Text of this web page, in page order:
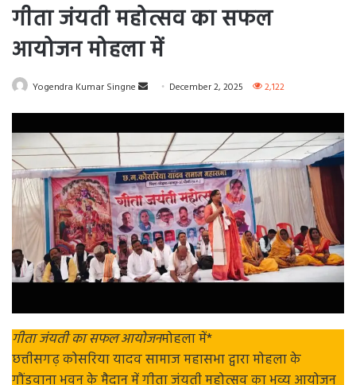
गीता जंयती महोत्सव का सफल
आयोजन मोहला में
Yogendra Kumar Singne
Send December 2, 2025 2,122
गीता जंयती का सफल आयोजनमोहला में*
छत्तीसगढ़ कोसरिया यादव सामाज महासभा द्वारा मोहला के
गौंडवाना भवन के मैदान में गीता जंयती महोत्सव का भव्य आयोजन